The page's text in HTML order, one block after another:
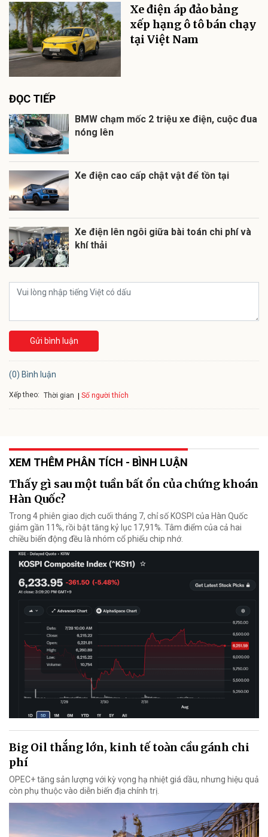
Xe điện áp đảo bảng
xếp hạng ô tô bán chạy
tại Việt Nam
ĐỌC TIẾP
BMW chạm mốc 2 triệu xe điện, cuộc đua
nóng lên
Xe điện cao cấp chật vật để tồn tại
Xe điện lên ngôi giữa bài toán chi phí và
khí thải
Gửi bình luận
(0) Bình luận
Xếp theo: Thời gian Số người thích
XEM THÊM PHÂN TÍCH - BÌNH LUẬN
Thấy gì sau một tuần bất ổn của chứng khoán
Hàn Quốc?
Trong 4 phiên giao dịch cuối tháng 7, chỉ số KOSPI của Hàn Quốc
giảm gần 11%, rồi bật tăng kỷ lục 17,91%. Tâm điểm của cả hai
chiều biến động đều là nhóm cổ phiếu chip nhớ.
Big Oil thắng lớn, kinh tế toàn cầu gánh chi
phí
OPEC+ tăng sản lượng với kỳ vọng hạ nhiệt giá dầu, nhưng hiệu quả
còn phụ thuộc vào diễn biến địa chính trị.